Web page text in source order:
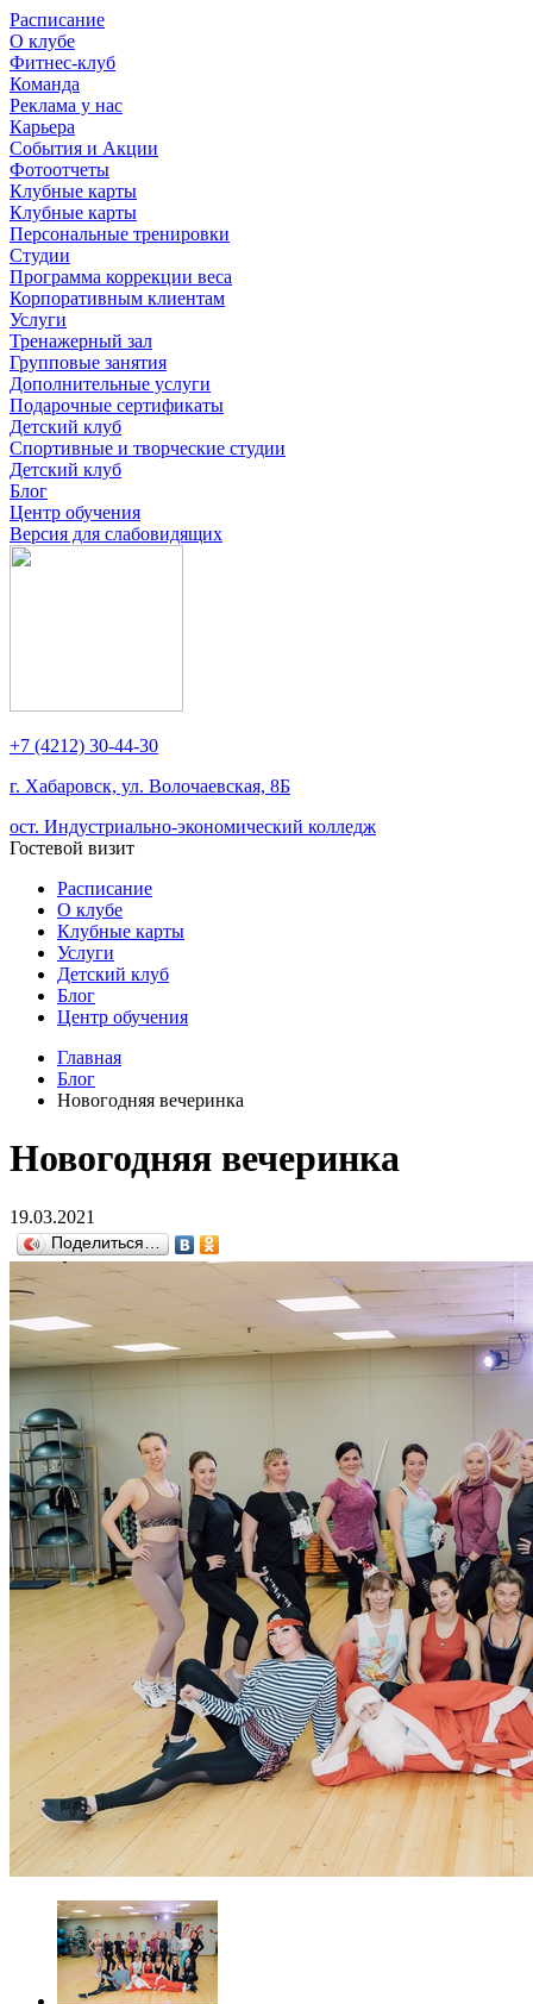
Расписание
О клубе
Фитнес-клуб
Команда
Реклама у нас
Карьера
События и Акции
Фотоотчеты
Клубные карты
Клубные карты
Персональные тренировки
Студии
Программа коррекции веса
Корпоративным клиентам
Услуги
Тренажерный зал
Групповые занятия
Дополнительные услуги
Подарочные сертификаты
Детский клуб
Спортивные и творческие студии
Детский клуб
Блог
Центр обучения
Версия для слабовидящих
+7 (4212) 30-44-30
г. Хабаровск, ул. Волочаевская, 8Б
ост. Индустриально-экономический колледж
Гостевой визит
Расписание
О клубе
Клубные карты
Услуги
Детский клуб
Блог
Центр обучения
Главная
Блог
Новогодняя вечеринка
Новогодняя вечеринка
19.03.2021
Поделиться…